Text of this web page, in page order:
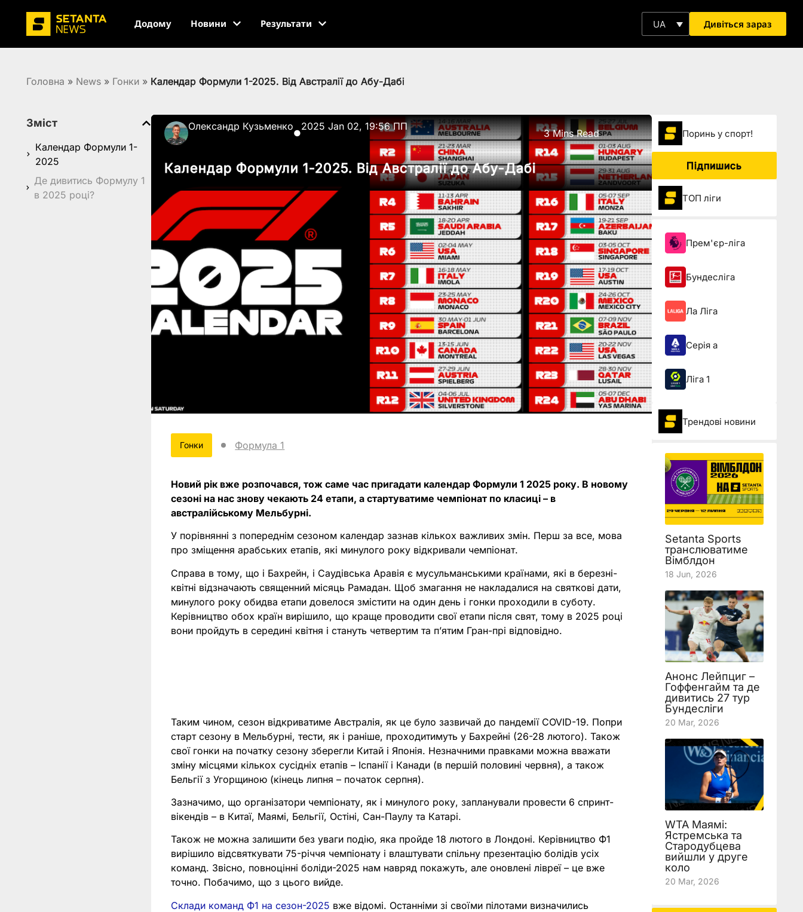
Додому Новини Результати UA Дивіться зараз
Головна » News » Гонки » Календар Формули 1-2025. Від Австралії до Абу-Дабі
Зміст
Календар Формули 1-
2025
Де дивитись Формулу 1
в 2025 році?
Олександр Кузьменко
●
2025 Jan 02, 19:56 ПП
3 Mins Read
Календар Формули 1-2025. Від Австралії до Абу-Дабі
Гонки Формула 1
Новий рік вже розпочався, тож саме час пригадати календар Формули 1 2025 року. В новому
сезоні на нас знову чекають 24 етапи, а стартуватиме чемпіонат по класиці – в
австралійському Мельбурні.
У порівнянні з попереднім сезоном календар зазнав кількох важливих змін. Перш за все, мова
про зміщення арабських етапів, які минулого року відкривали чемпіонат.
Справа в тому, що і Бахрейн, і Саудівська Аравія є мусульманськими країнами, які в березні-
квітні відзначають священний місяць Рамадан. Щоб змагання не накладалися на святкові дати,
минулого року обидва етапи довелося змістити на один день і гонки проходили в суботу.
Керівництво обох країн вирішило, що краще проводити свої етапи після свят, тому в 2025 році
вони пройдуть в середині квітня і стануть четвертим та пʼятим Гран-прі відповідно.
Таким чином, сезон відкриватиме Австралія, як це було зазвичай до пандемії COVID-19. Попри
старт сезону в Мельбурні, тести, як і раніше, проходитимуть у Бахрейні (26-28 лютого). Також
свої гонки на початку сезону зберегли Китай і Японія. Незначними правками можна вважати
зміну місцями кількох сусідніх етапів – Іспанії і Канади (в першій половині червня), а також
Бельгії з Угорщиною (кінець липня – початок серпня).
Зазначимо, що організатори чемпіонату, як і минулого року, запланували провести 6 спринт-
вікендів – в Китаї, Маямі, Бельгії, Остіні, Сан-Паулу та Катарі.
Також не можна залишити без уваги подію, яка пройде 18 лютого в Лондоні. Керівництво Ф1
вирішило відсвяткувати 75-річчя чемпіонату і влаштувати спільну презентацію болідів усіх
команд. Звісно, повноцінні боліди-2025 нам навряд покажуть, але оновлені лівреї – це вже
точно. Побачимо, що з цього вийде.
Склади команд Ф1 на сезон-2025 вже відомі. Останніми зі своїми пілотами визначились
Поринь у спорт!
Підпишись
ТОП ліги
Прем'єр-ліга
Бундесліга
Ла Ліга
Серія а
Ліга 1
Трендові новини
Setanta Sports
транслюватиме
Вімблдон
18 Jun, 2026
Анонс Лейпциг –
Гоффенгайм та де
дивитись 27 тур
Бундесліги
20 Mar, 2026
WTA Маямі:
Ястремська та
Стародубцева
вийшли у друге
коло
20 Mar, 2026